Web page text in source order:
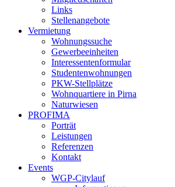
Links
Stellenangebote
Vermietung
Wohnungssuche
Gewerbeeinheiten
Interessentenformular
Studentenwohnungen
PKW-Stellplätze
Wohnquartiere in Pirna
Naturwiesen
PROFIMA
Porträt
Leistungen
Referenzen
Kontakt
Events
WGP-Citylauf